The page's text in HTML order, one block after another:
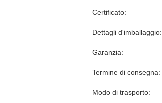
Certificato:
Dettagli d'imballaggio:
Garanzia:
Termine di consegna:
Modo di trasporto: